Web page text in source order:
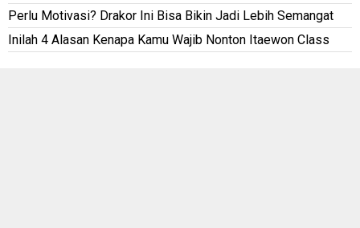
Perlu Motivasi? Drakor Ini Bisa Bikin Jadi Lebih Semangat
Inilah 4 Alasan Kenapa Kamu Wajib Nonton Itaewon Class